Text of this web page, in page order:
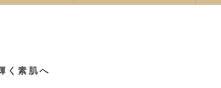
く素肌へ